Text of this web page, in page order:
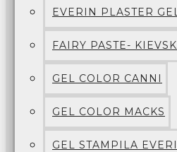
EVERIN PLASTER
FAIRY PASTE-
GEL COLOR CANNI
GEL COLOR MACKS
GEL STAMPILA